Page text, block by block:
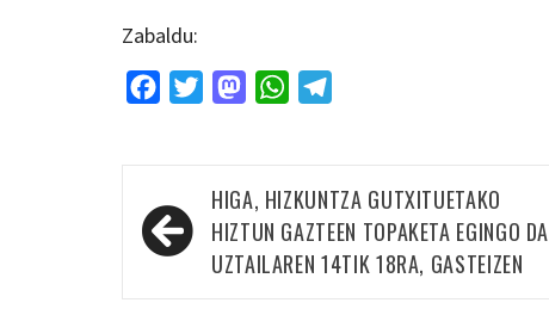
Zabaldu:
FacebookTwitterMastodonWhatsApp
Bidalketetan
zehar
nabigatu
HIGA, HIZKUNTZA GUTXITUETAKO
HIZTUN GAZTEEN TOPAKETA EGINGO DA
UZTAILAREN 14TIK 18RA, GASTEIZEN